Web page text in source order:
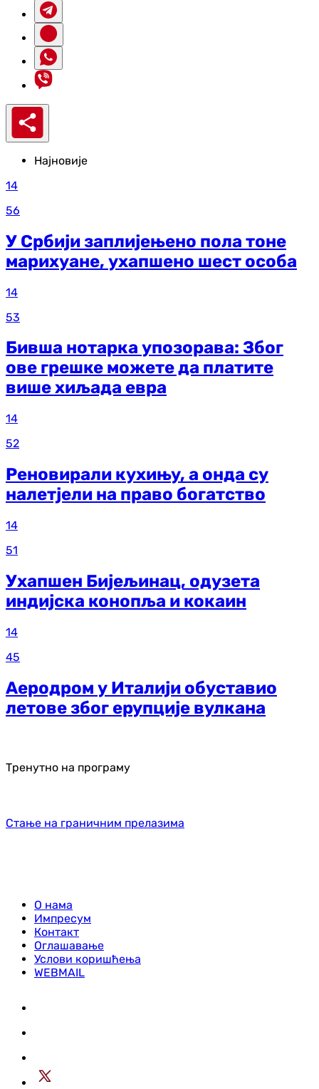
Најновије
14
56
У Србији заплијењено пола тоне
марихуане, ухапшено шест особа
14
53
Бивша нотарка упозорава: Због
ове грешке можете да платите
више хиљада евра
14
52
Реновирали кухињу, а онда су
налетјели на право богатство
14
51
Ухапшен Бијељинац, одузета
индијска конопља и кокаин
14
45
Аеродром у Италији обуставио
летове због ерупције вулкана
Тренутно на програму
Стање на граничним прелазима
О нама
Импресум
Контакт
Оглашавање
Услови коришћења
WEBMAIL